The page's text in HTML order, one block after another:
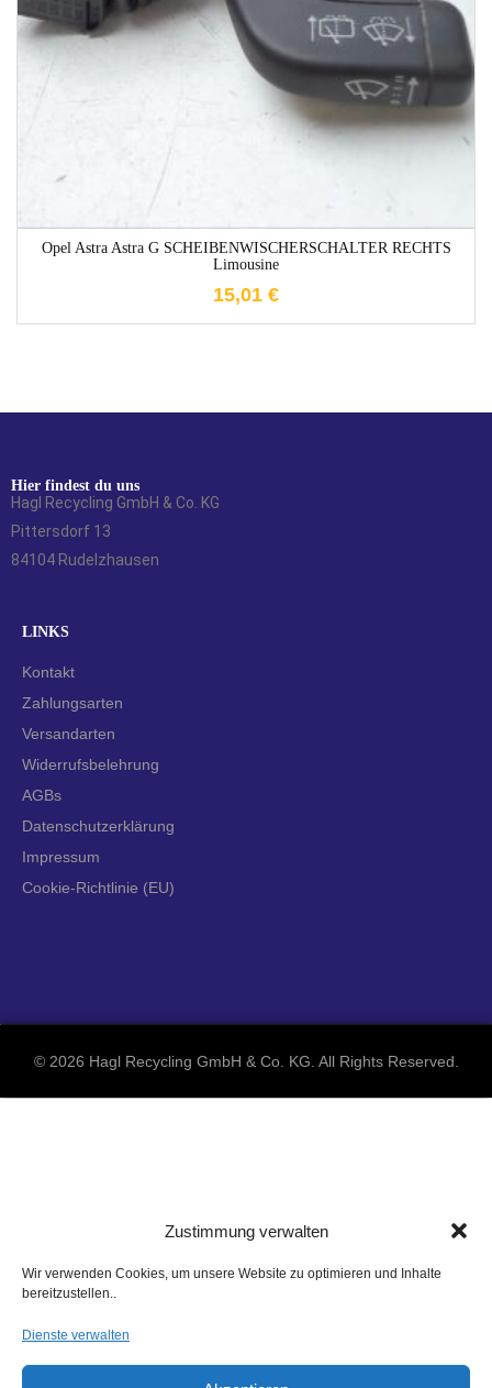
Zustimmung verwalten
Wir verwenden Cookies, um unsere Website zu optimieren und Inhalte
bereitzustellen..
Dienste verwalten
Opel Astra Astra G SCHEIBENWISCHERSCHALTER RECHTS
Limousine
15,01 €
1-3 Werktage
Hier findest du uns
Hagl Recycling GmbH & Co. KG
Pittersdorf 13
84104 Rudelzhausen
LINKS
Kontakt
Zahlungsarten
Versandarten
Widerrufsbelehrung
AGBs
Datenschutzerklärung
Impressum
Cookie-Richtlinie (EU)
© 2026 Hagl Recycling GmbH & Co. KG. All Rights Reserved.